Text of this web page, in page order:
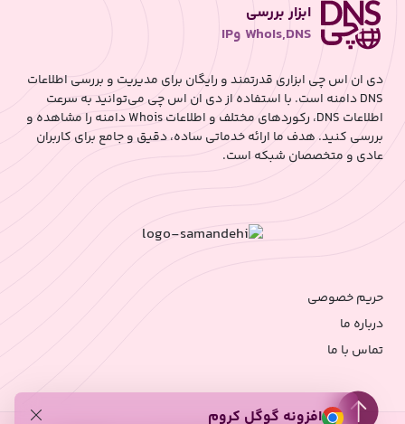
ابزار بررسی
WhoIs,DNS وIP
دی ان اس چی ابزاری قدرتمند و رایگان برای مدیریت و بررسی اطلاعات
DNS دامنه است. با استفاده از دی ان اس چی می‌توانید به سرعت
اطلاعات DNS، رکوردهای مختلف و اطلاعات Whois دامنه را مشاهده و
بررسی کنید. هدف ما ارائه خدماتی ساده، دقیق و جامع برای کاربران
عادی و متخصصان شبکه است.
حریم خصوصی
درباره ما
تماس با ما
افزونه گوگل کروم